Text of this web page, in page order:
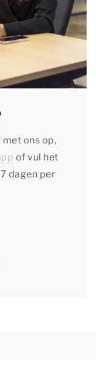
ons op,
of vul het
dagen per